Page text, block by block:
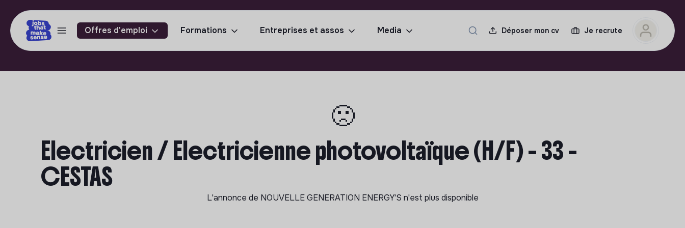
Offres d'emploi Formations Entreprises et assos Media Déposer mon cv Je recrute
🙁
Electricien / Electricienne photovoltaïque (H/F) - 33 -
CESTAS
L'annonce de NOUVELLE GENERATION ENERGY'S n'est plus disponible